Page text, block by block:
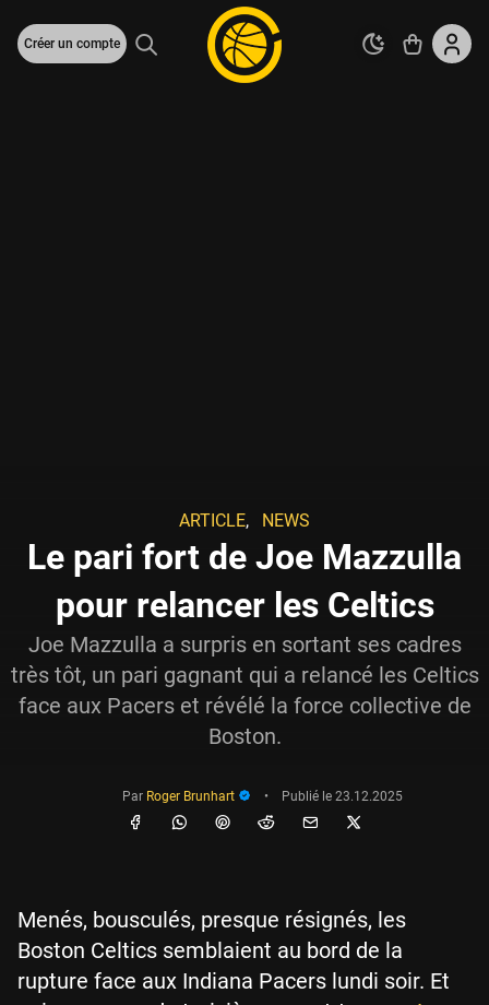
Créer un compte
ARTICLE, NEWS
Le pari fort de Joe Mazzulla
pour relancer les Celtics
Joe Mazzulla a surpris en sortant ses cadres
très tôt, un pari gagnant qui a relancé les Celtics
face aux Pacers et révélé la force collective de
Boston.
Par Roger Brunhart • Publié le 23.12.2025
Menés, bousculés, presque résignés, les
Boston Celtics semblaient au bord de la
rupture face aux Indiana Pacers lundi soir. Et